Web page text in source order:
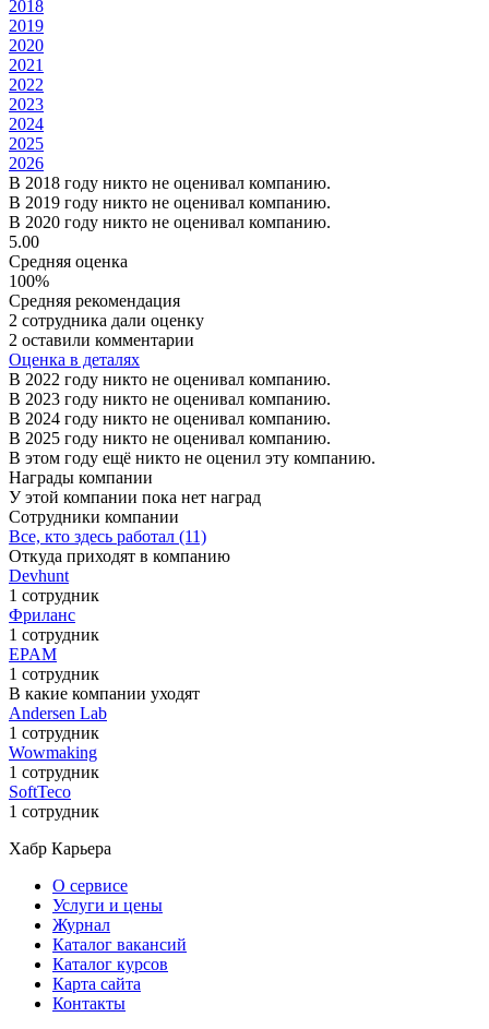
2018
2019
2020
2021
2022
2023
2024
2025
2026
В 2018 году никто не оценивал компанию.
В 2019 году никто не оценивал компанию.
В 2020 году никто не оценивал компанию.
5.00
Средняя оценка
100%
Средняя рекомендация
2 сотрудника дали оценку
2 оставили комментарии
Оценка в деталях
В 2022 году никто не оценивал компанию.
В 2023 году никто не оценивал компанию.
В 2024 году никто не оценивал компанию.
В 2025 году никто не оценивал компанию.
В этом году ещё никто не оценил эту компанию.
Награды компании
У этой компании пока нет наград
Сотрудники компании
Все, кто здесь работал (11)
Откуда приходят в компанию
Devhunt
1 сотрудник
Фриланс
1 сотрудник
EPAM
1 сотрудник
В какие компании уходят
Andersen Lab
1 сотрудник
Wowmaking
1 сотрудник
SoftTeco
1 сотрудник
Хабр Карьера
О сервисе
Услуги и цены
Журнал
Каталог вакансий
Каталог курсов
Карта сайта
Контакты